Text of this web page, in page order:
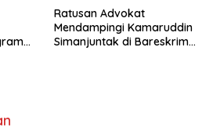
Ratusan Advokat
Mendampingi Kamaruddin
Simanjuntak di Bareskrim